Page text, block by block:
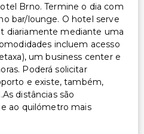
Brno. Termine o dia com
bar/lounge. O hotel serve
diariamente mediante uma
incluem acesso
um business center e
Poderá solicitar
e existe, também,
distâncias são
ao quilómetro mais